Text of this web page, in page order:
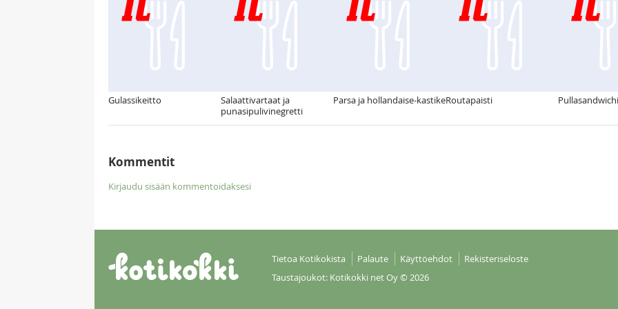
Gulassikeitto
Salaattivartaat ja
punasipulivinegretti
Parsa ja hollandaise-kastikeRoutapaisti
Kommentit
Kirjaudu sisään kommentoidaksesi
Tietoa Kotikokista Palaute Käyttöehdot
Rekisteriseloste
Taustajoukot: Kotikokki net Oy© 2026